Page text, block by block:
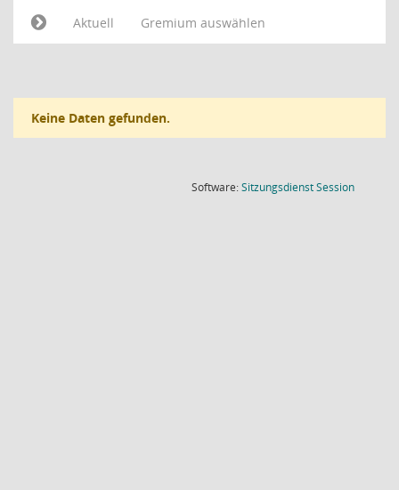
Aktuell
Gremium auswählen
Keine Daten gefunden.
Software:SitzungsdienstSession(Wird in